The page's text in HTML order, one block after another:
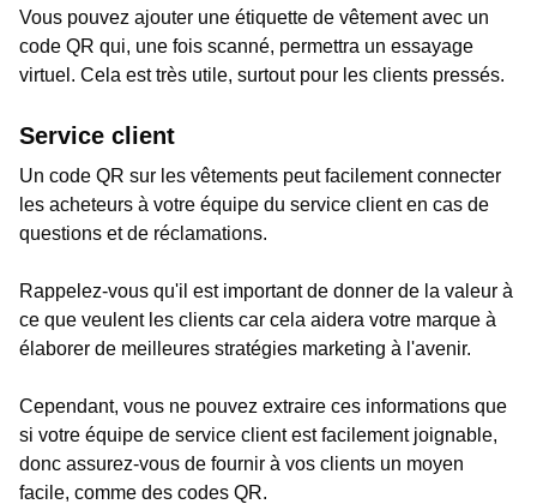
Vous pouvez ajouter une étiquette de vêtement avec un
code QR qui, une fois scanné, permettra un essayage
virtuel. Cela est très utile, surtout pour les clients pressés.
Service client
Un code QR sur les vêtements peut facilement connecter
les acheteurs à votre équipe du service client en cas de
questions et de réclamations.
Rappelez-vous qu'il est important de donner de la valeur à
ce que veulent les clients car cela aidera votre marque à
élaborer de meilleures stratégies marketing à l'avenir.
Cependant, vous ne pouvez extraire ces informations que
si votre équipe de service client est facilement joignable,
donc assurez-vous de fournir à vos clients un moyen
facile, comme des codes QR.